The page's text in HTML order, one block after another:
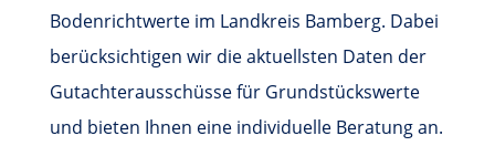
Bodenrichtwerte im Landkreis Bamberg. Dabei
berücksichtigen wir die aktuellsten Daten der
Gutachterausschüsse für Grundstückswerte
und bieten Ihnen eine individuelle Beratung an.